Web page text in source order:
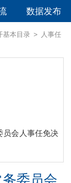
数据发布
基本目录 > 人事任
员会人事任免决